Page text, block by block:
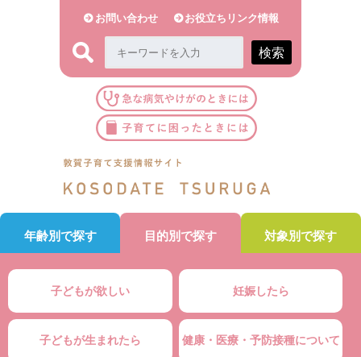
お問い合わせ お役立ちリンク情報
検索
年齢別で探す 目的別で探す 対象別で探す
子どもが欲しい 妊娠したら
子どもが生まれたら 健康・医療・予防接種について